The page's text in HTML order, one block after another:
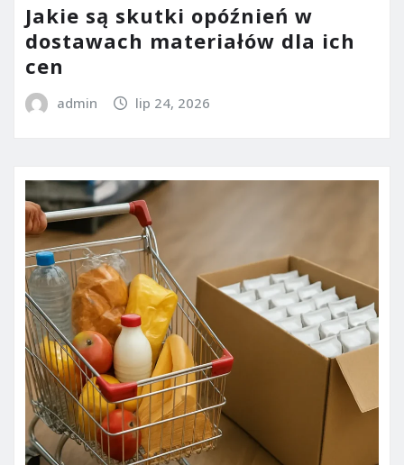
Jakie są skutki opóźnień w
dostawach materiałów dla ich
cen
admin lip 24, 2026